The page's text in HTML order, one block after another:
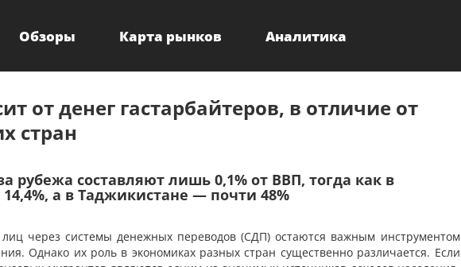
Обзоры Карта рынков Аналитика
от денег гастарбайтеров, в отличие от
стран
рубежа составляют лишь 0,1% от ВВП, тогда как в
а в Таджикистане — почти 48%
через системы денежных переводов (СДП) остаются важным инструментом
Однако их роль в экономиках разных стран существенно различается. Если